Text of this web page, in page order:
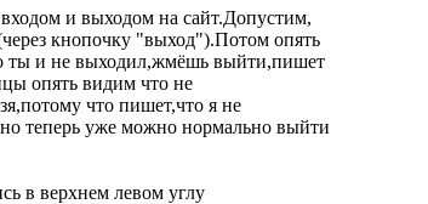
и выходом на сайт.Допустим,
кнопочку "выход").Потом опять
ты и не выходил,жмёшь выйти,пишет
опять видим что не
что пишет,что я не
теперь уже можно нормально выйти
в верхнем левом углу